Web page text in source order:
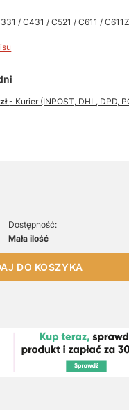
/ C431 / C521 / C611 / C611Z
- Kurier (INPOST, DHL, DPD,
Dostępność:
Mała ilość
DO KOSZYKA